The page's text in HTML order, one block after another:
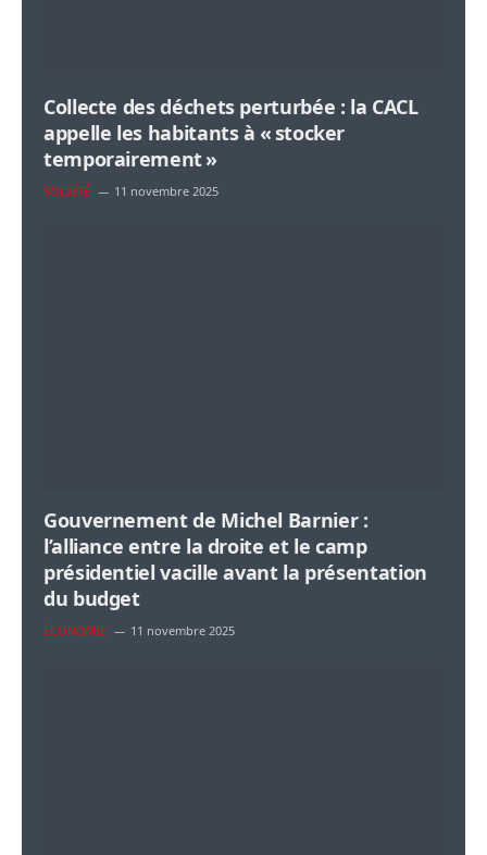
Collecte des déchets perturbée : la CACL
appelle les habitants à « stocker
temporairement »
SOCIÉTÉ 11 novembre 2025
Gouvernement de Michel Barnier :
l’alliance entre la droite et le camp
présidentiel vacille avant la présentation
du budget
ÉCONOMIE 11 novembre 2025